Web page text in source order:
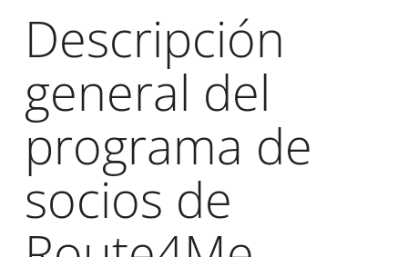
Descripción
general del
programa de
socios de